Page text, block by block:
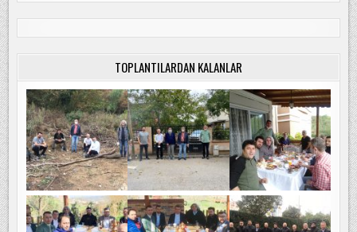
TOPLANTILARDAN KALANLAR